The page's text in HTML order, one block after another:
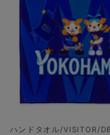
ハンドタオル/VISITOR/